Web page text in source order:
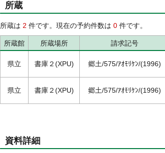
所蔵
所蔵は 2 件です。現在の予約件数は 0 件です。
所蔵館 所蔵場所 請求記号
県立 書庫２(XPU) 郷土/575/ｱｵﾓﾘｹﾝ/(1996)
県立 書庫２(XPU) 郷土/575/ｱｵﾓﾘｹﾝ/(1996)
資料詳細